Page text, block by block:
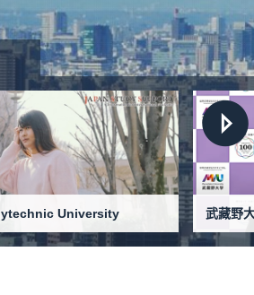
University 武藏野
ELLE